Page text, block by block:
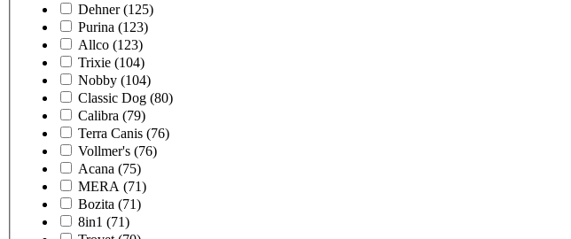
Dehner (125)
Purina (123)
Allco (123)
Trixie (104)
Nobby (104)
Classic Dog (80)
Calibra (79)
Terra Canis (76)
Vollmer's (76)
Acana (75)
MERA (71)
Bozita (71)
8in1 (71)